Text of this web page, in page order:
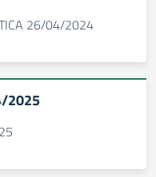
26/04/2024
2025